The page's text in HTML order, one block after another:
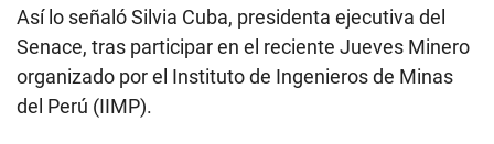
Así lo señaló Silvia Cuba, presidenta ejecutiva del
Senace, tras participar en el reciente Jueves Minero
organizado por el Instituto de Ingenieros de Minas
del Perú (IIMP).